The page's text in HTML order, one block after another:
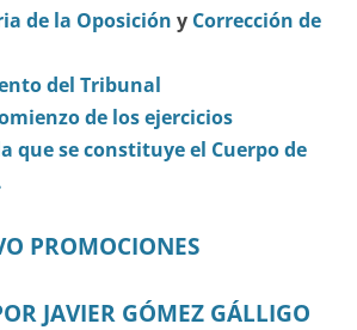
de la Oposición y Corrección de
del Tribunal
de los ejercicios
que se constituye el Cuerpo de
PROMOCIONES
JAVIER GÓMEZ GÁLLIGO